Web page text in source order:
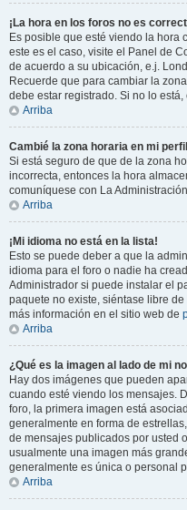
¡La hora en los foros no es
Es posible que esté viendo la hora
este es el caso, visite el Panel de
de acuerdo a su ubicación, e.j.
Recuerde que para cambiar la
debe estar registrado. Si no lo
Arriba
Cambié la zona horaria en mi
Si está seguro de que de la zona
incorrecta, entonces la hora
comuníquese con La
Arriba
¡Mi idioma no está en la lista!
Esto se puede deber a que la
idioma para el foro o nadie ha
Administrador si puede instalar el
paquete no existe, siéntase libre
más información en el sitio web de
Arriba
¿Qué es la imagen al lado de mi
Hay dos imágenes que pueden
cuando esté viendo los mensajes.
foro, la primera imagen está
generalmente en forma de
de mensajes publicados por usted
usualmente una imagen más
generalmente es única o personal
Arriba